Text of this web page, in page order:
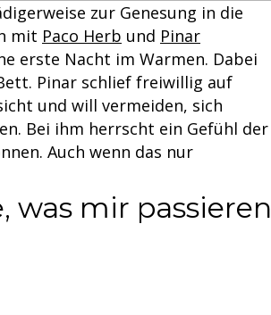
zur Genesung in die
mit Paco Herb und Pinar
erste Nacht im Warmen. Dabei
Pinar schlief freiwillig auf
und will vermeiden, sich
Bei ihm herrscht ein Gefühl der
Auch wenn das nur
was mir passieren